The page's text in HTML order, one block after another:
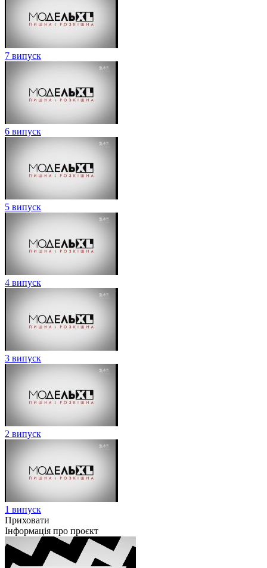
7 випуск
6 випуск
5 випуск
4 випуск
3 випуск
2 випуск
1 випуск
Приховати
Інформація про проєкт